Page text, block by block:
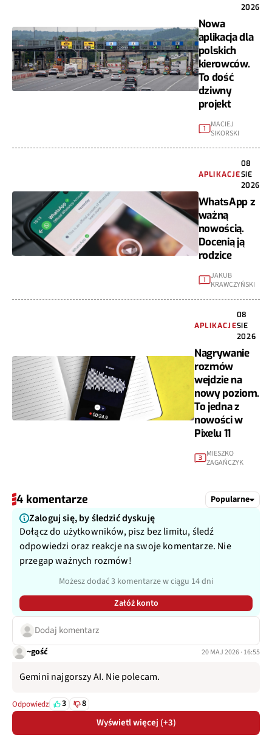
2026
Nowa
aplikacja dla
polskich
kierowców.
To dość
dziwny
projekt
1
MACIEJ
SIKORSKI
APLIKACJE
08
SIE
2026
WhatsApp z
ważną
nowością.
Docenią ją
rodzice
1
JAKUB
KRAWCZYŃSKI
APLIKACJE
08
SIE
2026
Nagrywanie
rozmów
wejdzie na
nowy poziom.
To jedna z
nowości w
Pixelu 11
3 MIESZKO
ZAGAŃCZYK
4 komentarze Popularne
Zaloguj się, by śledzić dyskuję
Dołącz do użytkowników, pisz bez limitu, śledź
odpowiedzi oraz reakcje na swoje komentarze. Nie
przegap ważnych rozmów!
Możesz dodać 3 komentarze w ciągu 14 dni
Załóż konto
Dodaj komentarz
~gość 20 MAJ 2026 · 16:55
Gemini najgorszy AI. Nie polecam.
Odpowiedz 3 8
Wyświetl więcej (+3)